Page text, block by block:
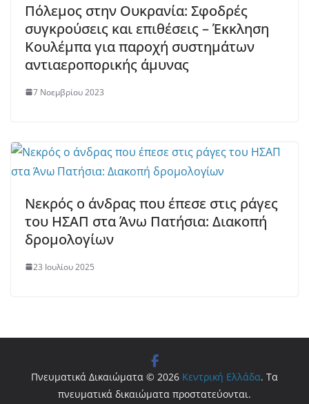
Πόλεμος στην Ουκρανία: Σφοδρές
συγκρούσεις και επιθέσεις – Έκκληση
Κουλέμπα για παροχή συστημάτων
αντιαεροπορικής άμυνας
7 Νοεμβρίου 2023
Νεκρός ο άνδρας που έπεσε στις ράγες
του ΗΣΑΠ στα Άνω Πατήσια: Διακοπή
δρομολογίων
23 Ιουλίου 2025
Πνευματικά Δικαιώματα © 2026 Κεντρική Ελλάδα. Τα
πνευματικά δικαιώματα προστατεύονται.